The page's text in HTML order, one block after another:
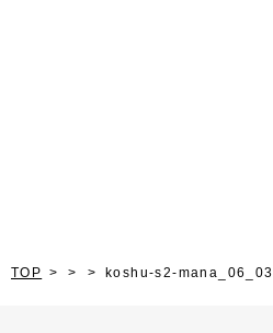
TOP koshu-s2-mana_06_03